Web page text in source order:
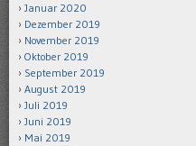
Januar 2020
Dezember 2019
November 2019
Oktober 2019
September 2019
August 2019
Juli 2019
Juni 2019
Mai 2019